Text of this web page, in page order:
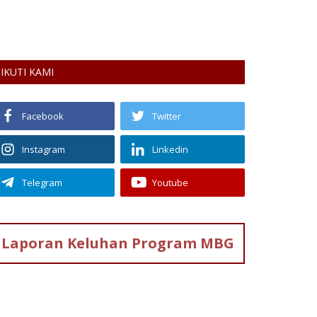
IKUTI KAMI
Facebook Twitter
Instagram Linkedin
Telegram Youtube
Laporan Keluhan Program MBG